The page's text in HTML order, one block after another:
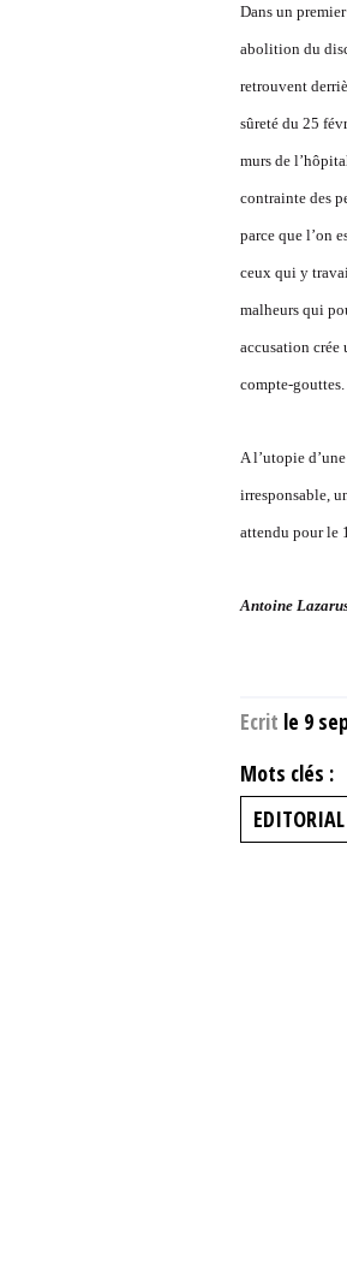
Dans un
abolition du
retrouvent
sûreté du 25
murs de
contrainte des
parce que l’on
ceux qui y
malheurs qui
accusation crée
compte-gouttes.
A l’utopie
irresponsable,
attendu pour le
Antoine
Ecrit le 9
Mots clés :
EDITORIAL